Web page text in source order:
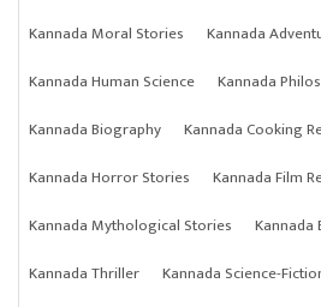
Kannada Moral Stories
Kannada
Kannada Human Science
Kannada
Kannada Biography
Kannada Cooking
Kannada Horror Stories
Kannada Film
Kannada Mythological Stories
Kannada
Kannada Thriller
Kannada Science-